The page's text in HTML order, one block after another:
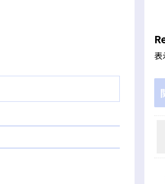
表